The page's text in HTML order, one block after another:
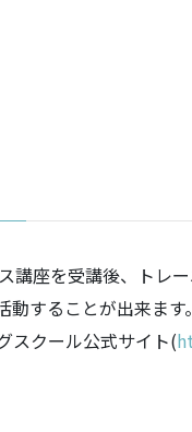
講座を受講後、トレ
することが出来ます。
スクール公式サイト(